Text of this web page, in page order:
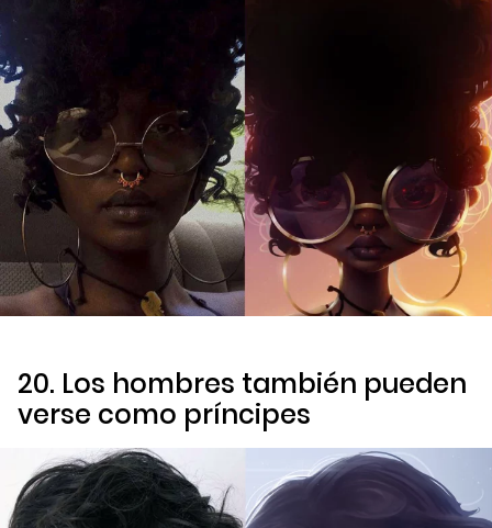
20. Los hombres también pueden
verse como príncipes